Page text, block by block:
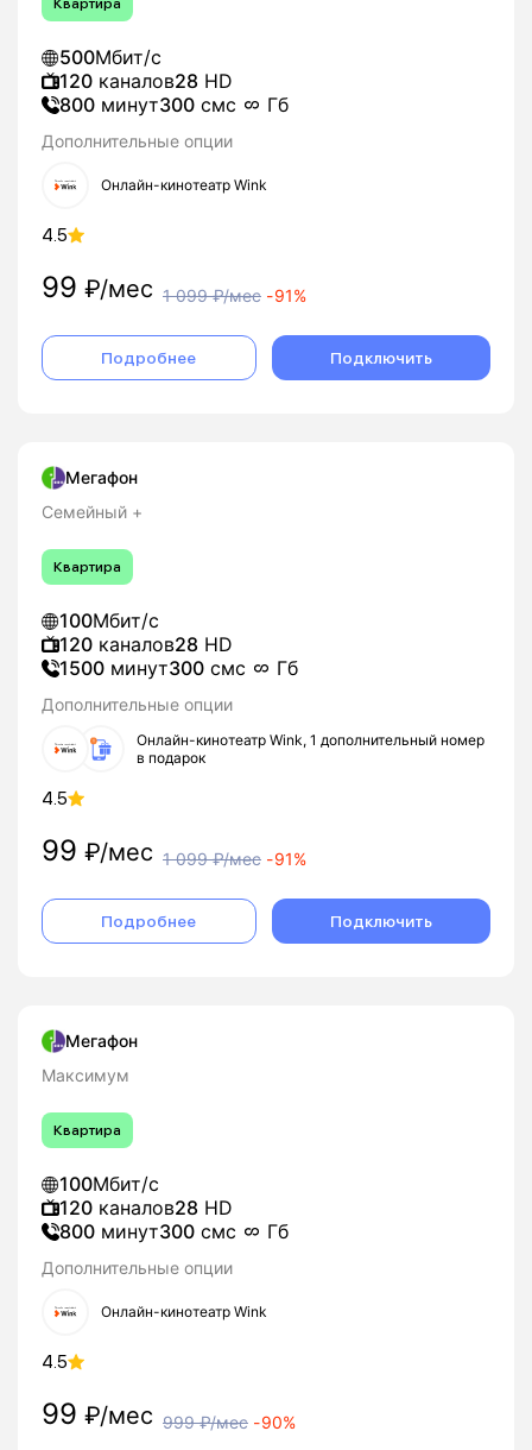
Квартира
500Мбит/с
120 каналов28 HD
800 минут300 смс Гб
Дополнительные опции
Онлайн-кинотеатр Wink
4.5
99 ₽/мес 1 099₽/мес -91%
Подробнее Подключить
Мегафон
Семейный +
Квартира
100Мбит/с
120 каналов28 HD
1500 минут300 смс Гб
Дополнительные опции
Онлайн-кинотеатр Wink, 1 дополнительный номер
в подарок
4.5
99 ₽/мес 1 099₽/мес -91%
Подробнее Подключить
Мегафон
Максимум
Квартира
100Мбит/с
120 каналов28 HD
800 минут300 смс Гб
Дополнительные опции
Онлайн-кинотеатр Wink
4.5
99 ₽/мес 999₽/мес -90%